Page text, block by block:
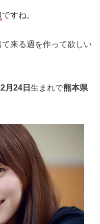
ですね。
来る週を作って欲しい
月24日 生まれで熊本県